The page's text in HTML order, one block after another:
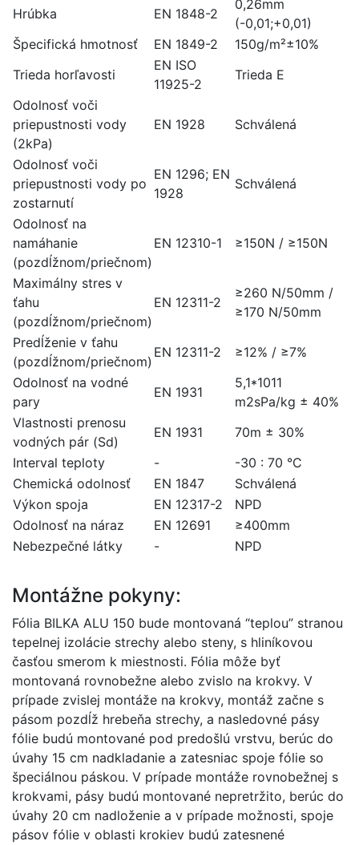
Hrúbka EN 1848-2
0,26mm
(-0,01;+0,01)
Špecifická hmotnosť
EN 1849-2
150g/m²±10%
Trieda horľavosti
EN ISO
11925-2
Trieda E
Odolnosť voči
priepustnosti vody
(2kPa)
EN 1928 Schválená
Odolnosť voči
priepustnosti vody po
zostarnutí
EN 1296; EN
1928
Schválená
Odolnosť na
namáhanie
(pozdĺžnom/priečnom)
EN 12310-1 ≥150N / ≥150N
Maximálny stres v
ťahu
(pozdĺžnom/priečnom)
EN 12311-2
≥260 N/50mm /
≥170 N/50mm
Predĺženie v ťahu
(pozdĺžnom/priečnom)
EN 12311-2
≥12% / ≥7%
Odolnosť na vodné
pary
EN 1931
5,1*1011
m2sPa/kg ± 40%
Vlastnosti prenosu
vodných pár (Sd)
EN 1931
70m ± 30%
Interval teploty
-
-30 : 70 °C
Chemická odolnosť
EN 1847
Schválená
Výkon spoja
EN 12317-2
NPD
Odolnosť na náraz
EN 12691
≥400mm
Nebezpečné látky
- NPD
Montážne pokyny:
Fólia BILKA ALU 150 bude montovaná “teplou” stranou
tepelnej izolácie strechy alebo steny, s hliníkovou
časťou smerom k miestnosti. Fólia môže byť
montovaná rovnobežne alebo zvislo na krokvy. V
prípade zvislej montáže na krokvy, montáž začne s
pásom pozdĺž hrebeňa strechy, a nasledovné pásy
fólie budú montované pod predošlú vrstvu, berúc do
úvahy 15 cm nadkladanie a zatesniac spoje fólie so
špeciálnou páskou. V prípade montáže rovnobežnej s
krokvami, pásy budú montované nepretržito, berúc do
úvahy 20 cm nadloženie a v prípade možnosti, spoje
pásov fólie v oblasti krokiev budú zatesnené